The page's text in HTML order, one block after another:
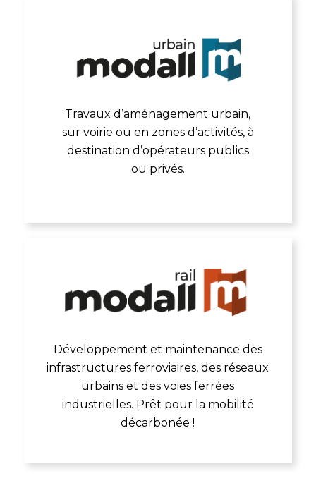
Travaux d’aménagement urbain,
sur voirie ou en zones d’activités, à
destination d’opérateurs publics
ou privés.
Développement et maintenance des
infrastructures ferroviaires, des réseaux
urbains et des voies ferrées
industrielles. Prêt pour la mobilité
décarbonée !